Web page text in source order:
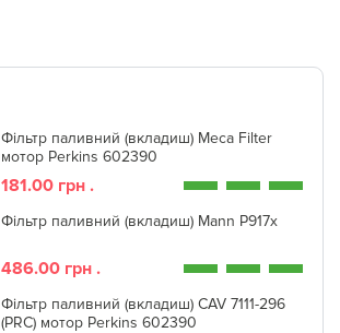
Фільтр паливний (вкладиш) Meca Filter
мотор Perkins 602390
181.00 грн .
Фільтр паливний (вкладиш) Mann P917x
486.00 грн .
Фільтр паливний (вкладиш) CAV 7111-296
(PRC) мотор Perkins 602390